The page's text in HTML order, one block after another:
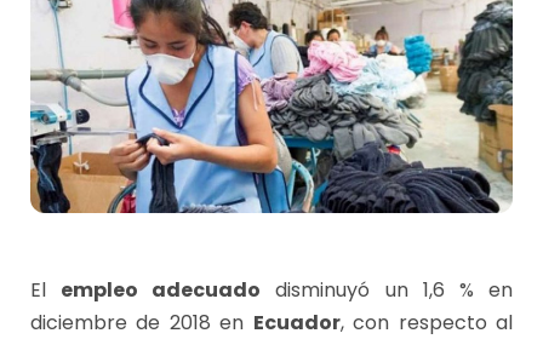
El empleo adecuado disminuyó un 1,6 % en
diciembre de 2018 en Ecuador, con respecto al